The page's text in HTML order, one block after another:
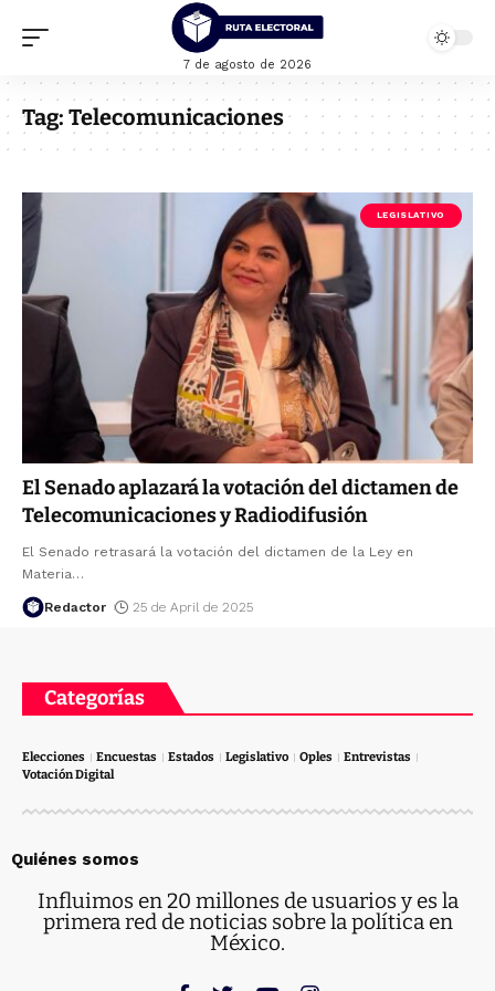
7 de agosto de 2026
Tag: Telecomunicaciones
LEGISLATIVO
El Senado aplazará la votación del dictamen de
Telecomunicaciones y Radiodifusión
El Senado retrasará la votación del dictamen de la Ley en
Materia…
Redactor 25 de April de 2025
Categorías
Elecciones Encuestas Estados Legislativo Oples
Entrevistas
Votación Digital
Quiénes somos
Influimos en 20 millones de usuarios y es la
primera red de noticias sobre la política en
México.